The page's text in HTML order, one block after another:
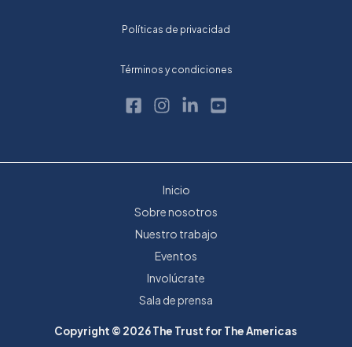
Políticas de privacidad
Términos y condiciones
Inicio
Sobre nosotros
Nuestro trabajo
Eventos
Involúcrate
Sala de prensa
Copyright © 2026 The Trust for The Americas